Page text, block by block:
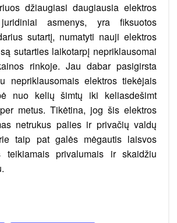
džiaugiasi daugiausia elektros
asmenys, yra fiksuotos
sutartį, numatyti nauji elektros
sutarties laikotarpį nepriklausomai
rinkoje. Jau dabar pasigirsta
nepriklausomais elektros tiekėjais
nuo kelių šimtų iki keliasdešimt
metus. Tikėtina, jog šis elektros
netrukus palies ir privačių valdų
taip pat galės mėgautis laisvos
teikiamais privalumais ir skaidžiu